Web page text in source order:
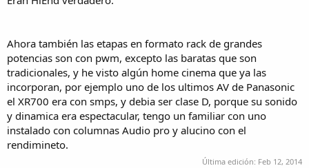
Ahora también las etapas en formato rack de grandes
potencias son con pwm, excepto las baratas que son
tradicionales, y he visto algún home cinema que ya las
incorporan, por ejemplo uno de los ultimos AV de Panasonic
el XR700 era con smps, y debia ser clase D, porque su sonido
y dinamica era espectacular, tengo un familiar con uno
instalado con columnas Audio pro y alucino con el
rendimineto.
Última edición: Feb 12, 2014